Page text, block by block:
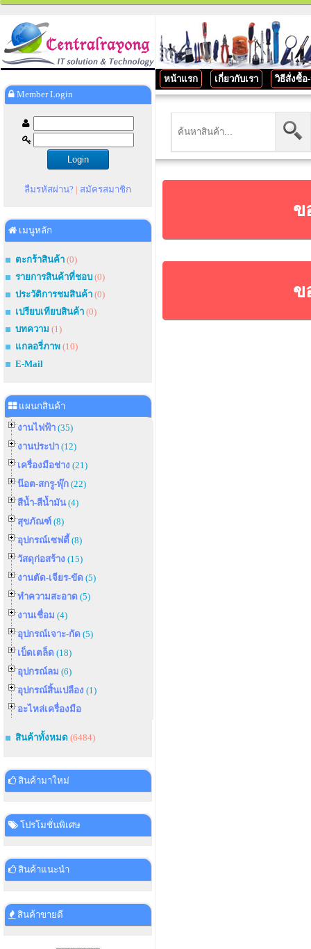
Member Login
ลืมรหัสผ่าน? | สมัครสมาชิก
เมนูหลัก
ตะกร้าสินค้า (0)
รายการสินค้าที่ชอบ (0)
ประวัติการชมสินค้า (0)
เปรียบเทียบสินค้า (0)
บทความ (1)
แกลอรี่ภาพ (10)
E-Mail
แผนกสินค้า
งานไฟฟ้า (35)
งานประปา (12)
เครื่องมือช่าง (21)
น๊อต-สกรู-พุ๊ก (22)
สีน้ำ-สีน้ำมัน(4)
สุขภัณฑ์ (8)
อุปกรณ์เซฟตี้ (8)
วัสดุก่อสร้าง (15)
งานตัด-เจียร-ขัด (5)
ทำความสะอาด (5)
งานเชื่อม (4)
อุปกรณ์เจาะ-กัด (5)
เบ็ดเตล็ด (18)
อุปกรณ์ลม (6)
อุปกรณ์สิ้นเปลือง (1)
อะไหล่เครื่องมือ
สินค้าทั้งหมด (6484)
สินค้ามาใหม่
โปรโมชั่นพิเศษ
สินค้าแนะนำ
สินค้าขายดี
หน้าแรก เกี่ยวกับเรา วิธีสั่งซื้อ
ข
ข